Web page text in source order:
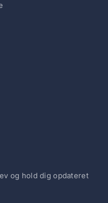
og hold dig opdateret